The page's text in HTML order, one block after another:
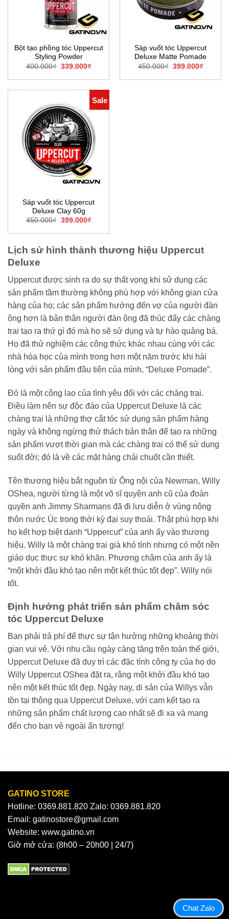
Bột tạo phồng tóc Uppercut
Styling Powder
400.000₫ Giá
là:
339.000₫Giá
tại
339.000₫.
Sáp vuốt tóc Uppercut
Deluxe Matte Pomade
450.000₫ Giá
là:
399.000₫Giá
tại
Sale
Sáp vuốt tóc Uppercut
Deluxe Clay 60g
450.000₫ Giá
là:
399.000₫Giá
tại
399.000₫.
Lịch sử hình thành thương hiệu Uppercut
Deluxe
Uppercut được sinh ra do sự thất vọng khi sử dụng các
sản phẩm tầm thường không phù hợp với không gian cửa
hàng của họ; các sản phẩm hướng đến vợ của người đàn
ông hơn là bản thân người đàn ông đã thúc đẩy các chàng
trai tạo ra thứ gì đó mà họ sẽ sử dụng và tự hào quảng bá.
Họ đã thử nghiệm các công thức khác nhau cùng với các
nhà hóa học của mình trong hơn một năm trước khi hài
lòng với sản phẩm đầu tiên của mình, “Deluxe Pomade”.
Đó là một công lao của tình yêu đối với các chàng trai.
Điều làm nên sự độc đáo của Uppercut Deluxe là các
chàng trai là những thợ cắt tóc sử dụng sản phẩm hàng
ngày và không ngừng thử thách bản thân để tạo ra những
sản phẩm vượt thời gian mà các chàng trai có thể sử dụng
suốt đời; đó là về các mặt hàng chải chuốt cần thiết.
Tên thương hiệu bắt nguồn từ Ông nội của Newman, Willy
OShea, người từng là một võ sĩ quyền anh cũ của đoàn
quyền anh Jimmy Sharmans đã đi lưu diễn ở vùng nông
thôn nước Úc trong thời kỳ đại suy thoái. Thật phù hợp khi
họ kết hợp biệt danh “Uppercut” của anh ấy vào thương
hiệu. Willy là một chàng trai già khó tính nhưng có một nền
giáo dục thực sự khó khăn. Phương châm của anh ấy là
“một khởi đầu khó tạo nên một kết thúc tốt đẹp”. Willy nói
tốt.
Định hướng phát triển sản phẩm chăm sóc
tóc Uppercut Deluxe
Bạn phải trả phí để thực sự tận hưởng những khoảng thời
gian vui vẻ. Với nhu cầu ngày càng tăng trên toàn thế giới,
Uppercut Deluxe đã duy trì các đặc tính công ty của họ do
Willy Uppercut OShea đặt ra, rằng một khởi đầu khó tạo
nên một kết thúc tốt đẹp. Ngày nay, di sản của Willys vẫn
tồn tại thông qua Uppercut Deluxe, với cam kết tạo ra
những sản phẩm chất lượng cao nhất sẽ đi xa và mang
đến cho bạn vẻ ngoài ấn tượng!
GATINO STORE
Hotline: 0369.881.820 Zalo: 0369.881.820
Email: gatinostore@gmail.com
Website: www.gatino.vn
Giờ mở cửa: (8h00 – 20h00 | 24/7)
Chat Zalo